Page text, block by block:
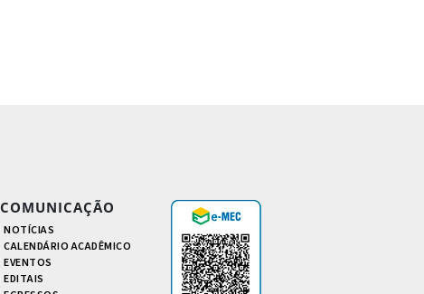
COMUNICAÇÃO
NOTÍCIAS
CALENDÁRIO ACADÊMICO
EVENTOS
EDITAIS